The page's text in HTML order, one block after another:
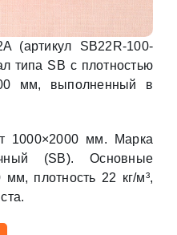
(артикул SB22R-100-
типа SB с плотностью
мм, выполненный в
1000×2000 мм. Марка
(SB). Основные
плотность 22 кг/м³,